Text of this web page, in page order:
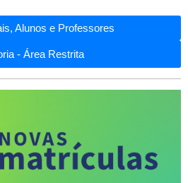
Alunos e Professores
- Área Restrita